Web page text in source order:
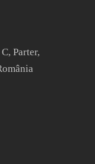
Parter,